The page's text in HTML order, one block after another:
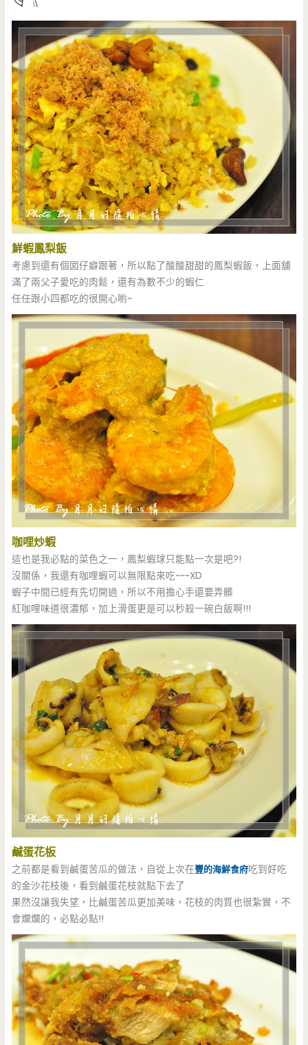
鮮蝦鳳梨飯
考慮到還有個囡仔癖跟著，所以點了酸酸甜甜的鳳梨蝦飯，上面舖
滿了兩父子愛吃的肉鬆，還有為數不少的蝦仁
任任跟小四都吃的很開心喲~
咖哩炒蝦
這也是我必點的菜色之一，鳳梨蝦球只能點一次是吧?!
沒關係，我還有咖哩蝦可以無限點來吃~~~XD
蝦子中間已經有先切開過，所以不用擔心手還要弄髒
紅咖哩味道很濃郁，加上滑蛋更是可以秒殺一碗白飯啊!!!
鹹蛋花板
之前都是看到鹹蛋苦瓜的做法，自從上次在豐的海鮮食府吃到好吃
的金沙花枝後，看到鹹蛋花枝就點下去了
果然沒讓我失望，比鹹蛋苦瓜更加美味，花枝的肉質也很紮實，不
會爛爛的，必點必點!!